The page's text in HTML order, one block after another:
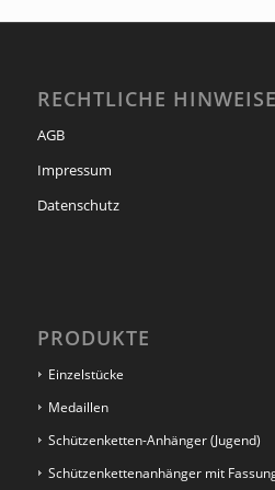
RECHTLICHE HINWEISE
AGB
Impressum
Datenschutz
PRODUKTE
Einzelstücke
Medaillen
Schützenketten-Anhänger (Jugend)
Schützenkettenanhänger mit